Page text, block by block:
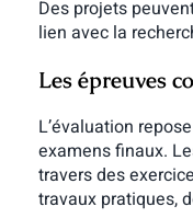
Des projets
lien avec la
Les épreuves
L’évaluation
examens finaux.
travers des
travaux pratiques,